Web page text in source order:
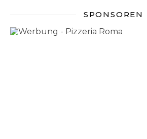
SPONSOREN